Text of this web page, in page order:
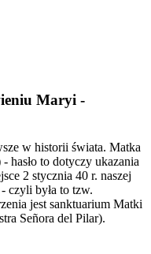
Maryi -
w historii świata. Matka
hasło to dotyczy ukazania
2 stycznia 40 r. naszej
czyli była to tzw.
jest sanktuarium Matki
Señora del Pilar).